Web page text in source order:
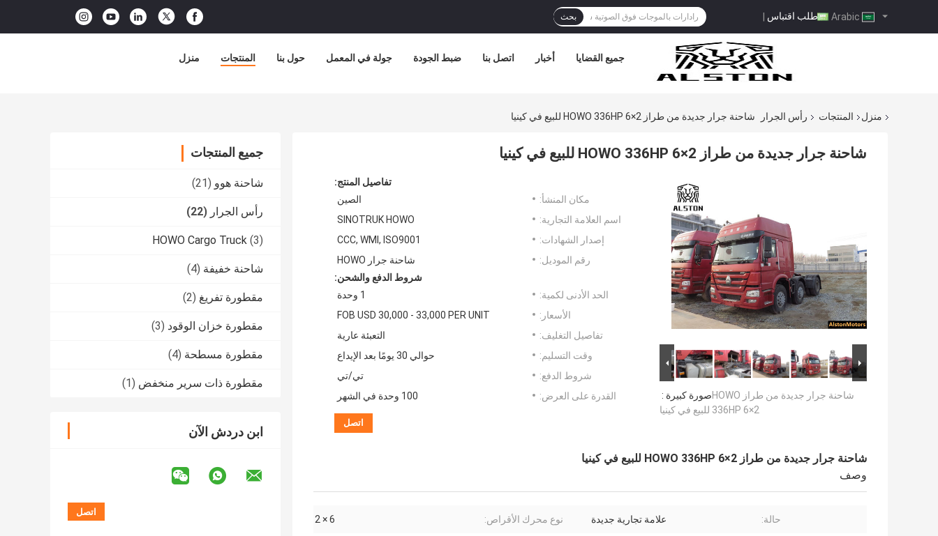
طلب اقتباس | بحث
منزل المنتجات حول بنا جولة في المعمل ضبط الجودة اتصل بنا أخبار جميع القضايا
منزل المنتجات رأس الجرار شاحنة جرار جديدة من طراز HOWO 336HP 6×2 للبيع في كينيا
جميع المنتجات
شاحنة هوو (21)
رأس الجرار (22)
HOWO Cargo Truck (3)
شاحنة خفيفة (4)
مقطورة تفريغ (2)
مقطورة خزان الوقود (3)
مقطورة مسطحة (4)
مقطورة ذات سرير منخفض (1)
ابن دردش الآن
شاحنة جرار جديدة من طراز HOWO 336HP 6×2 للبيع في كينيا
صورة كبيرة :شاحنة جرار جديدة من طراز HOWO
336HP 6×2 للبيع في كينيا
تفاصيل المنتج:
مكان المنشأ:
الصين
اسم العلامة التجارية:
SINOTRUK HOWO
إصدار الشهادات:
CCC, WMI, ISO9001
رقم الموديل:
شاحنة جرار HOWO
شروط الدفع والشحن:
الحد الأدنى لكمية:
1 وحدة
الأسعار:
FOB USD 30,000 - 33,000 PER UNIT
تفاصيل التغليف:
التعبئة عارية
وقت التسليم:
حوالي 30 يومًا بعد الإيداع
شروط الدفع:
تي/تي
القدرة على العرض:
100 وحدة في الشهر
اتصل
شاحنة جرار جديدة من طراز HOWO 336HP 6×2 للبيع في كينيا
وصف
حالة: علامة تجارية جديدة نوع محرك الأقراص: 6 × 2